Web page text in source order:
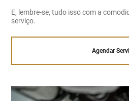
E, lembre-se, tudo isso com a
serviço.
Agendar